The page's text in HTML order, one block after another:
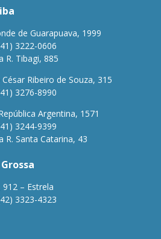
de Guarapuava, 1999
3222-0606
R. Tibagi, 885
César Ribeiro de Souza, 315
3276-8990
Argentina, 1571
3244-9399
Santa Catarina, 43
– Estrela
3323-4323